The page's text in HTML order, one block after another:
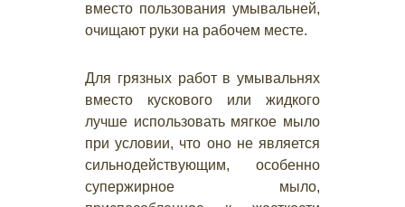
вместо пользования умывальней,
очищают руки на рабочем месте.
Для грязных работ в умывальнях
вместо кускового или жидкого
лучше использовать мягкое мыло
при условии, что оно не является
сильнодействующим, особенно
супержирное мыло,